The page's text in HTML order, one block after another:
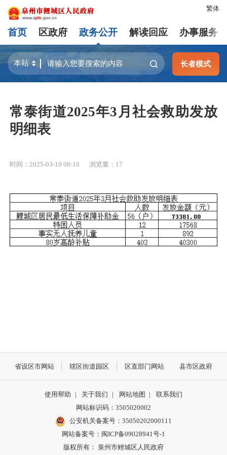
繁体
首页 区政府 政务公开 解读回应 办事服务
长者模式
常泰街道2025年3月社会救助发放
明细表
时间：2025-03-19 09:10 浏览量： 17
省设区市网站 辖区街道园区 区直部门网站 县市区政府
使用帮助 | 关于我们 | 网站地图 |
联系我们
网站标识码：3505020002
公安机关备案号：35050202000111
网站备案号：闽ICP备09028941号-1
版权所有： 泉州市鲤城区人民政府